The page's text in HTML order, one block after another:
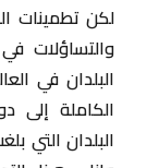
لكن تطمينات
والتساؤلات في
البلدان في
الكاملة إلى
البلدان التي